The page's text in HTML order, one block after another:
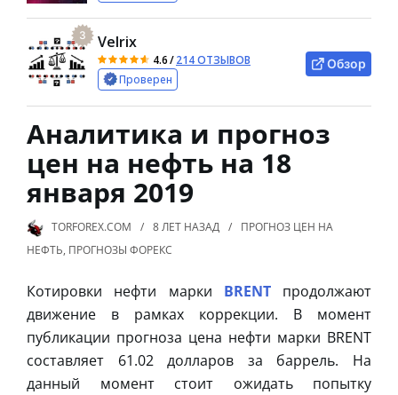
3 Velrix
4.6/214 ОТЗЫВОВ
Проверен
Обзор
Аналитика и прогноз
цен на нефть на 18
января 2019
TORFOREX.COM 8 ЛЕТ НАЗАД
ПРОГНОЗ ЦЕН НА
НЕФТЬ, ПРОГНОЗЫ ФОРЕКС
Котировки нефти марки BRENTпродолжают
движение в рамках коррекции. В момент
публикации прогноза цена нефти марки BRENT
составляет 61.02 долларов за баррель. На
данный момент стоит ожидать попытку